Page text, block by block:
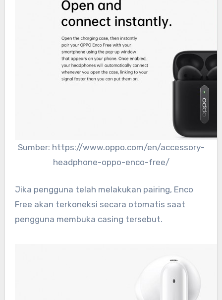
Sumber: https://www.oppo.com/en/accessory-
headphone-oppo-enco-free/
Jika pengguna telah melakukan pairing, Enco
Free akan terkoneksi secara otomatis saat
pengguna membuka casing tersebut.